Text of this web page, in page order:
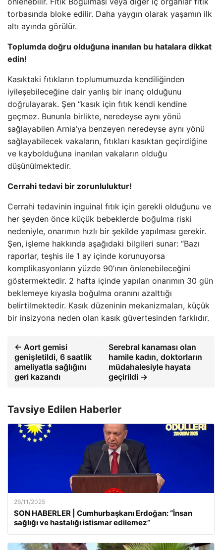
torbasında bloke edilir. Daha yaygın olarak yaşamın ilk
altı ayında görülür.
Toplumda doğru olduğuna inanılan bu hatalara dikkat
edin!
Kasıktaki fıtıkların toplumumuzda kendiliğinden
iyileşebileceğine dair yanlış bir inanç olduğunu
doğrulayarak. Şen “kasık için fıtık kendi kendine
geçmez. Bununla birlikte, neredeyse aynı yönü
sağlayabilen Arnia’ya benzeyen neredeyse aynı yönü
sağlayabilecek vakaların, fıtıkları kasıktan geçirdiğine
ve kaybolduğuna inanılan vakaların olduğu
düşünülmektedir.
Cerrahi tedavi bir zorunluluktur!
Cerrahi tedavinin inguinal fıtık için gerekli olduğunu ve
her şeyden önce küçük bebeklerde boğulma riski
nedeniyle, onarımın hızlı bir şekilde yapılması gerekir.
Şen, işleme hakkında aşağıdaki bilgileri sunar: “Bazı
raporlar, teşhis ile 1 ay içinde korunuyorsa
komplikasyonların yüzde 90’ının önlenebileceğini
göstermektedir. 2 hafta içinde yapılan onarımın 30 gün
beklemeye kıyasla boğulma oranını azalttığı
belirtilmektedir. Kasık düzeninin mekanizmaları, küçük
bir insizyona neden olan kasık güvertesinden farklıdır.
← Aort gemisi
genişletildi, 6 saatlik
ameliyatla sağlığını
geri kazandı
Serebral kanaması olan
hamile kadın, doktorların
müdahalesiyle hayata
geçirildi →
Tavsiye Edilen Haberler
26/11/2025
SON HABERLER | Cumhurbaşkanı Erdoğan: “İnsan
sağlığı ve hastalığı istismar edilemez”